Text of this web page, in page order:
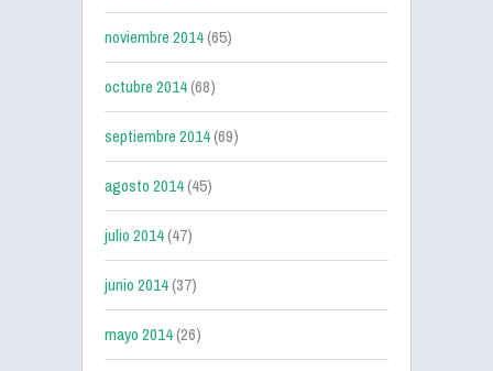
noviembre 2014(65)
octubre 2014(68)
septiembre 2014(69)
agosto 2014(45)
julio 2014(47)
junio 2014(37)
mayo 2014(26)